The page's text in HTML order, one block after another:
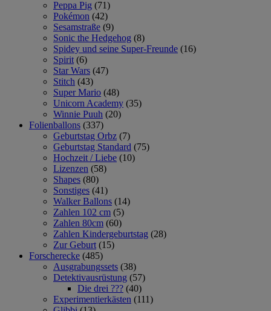
Peppa Pig (71)
Pokémon (42)
Sesamstraße (9)
Sonic the Hedgehog (8)
Spidey und seine Super-Freunde (16)
Spirit (6)
Star Wars (47)
Stitch (43)
Super Mario (48)
Unicorn Academy (35)
Winnie Puuh (20)
Folienballons (337)
Geburtstag Orbz (7)
Geburtstag Standard (75)
Hochzeit / Liebe (10)
Lizenzen (58)
Shapes (80)
Sonstiges (41)
Walker Ballons (14)
Zahlen 102 cm (5)
Zahlen 80cm (60)
Zahlen Kindergeburtstag (28)
Zur Geburt (15)
Forscherecke (485)
Ausgrabungssets (38)
Detektivausrüstung (57)
Die drei ??? (40)
Experimentierkästen (111)